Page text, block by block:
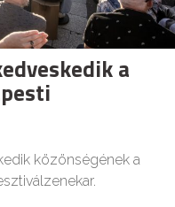
a
közönségének a